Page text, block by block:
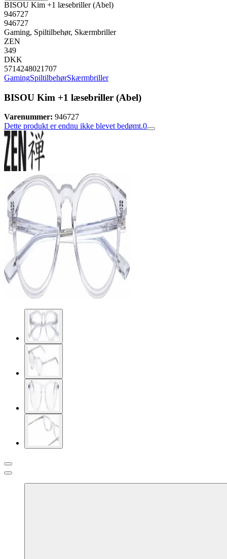
BISOU Kim +1 læsebriller (Abel)
946727
946727
Gaming, Spiltilbehør, Skærmbriller
ZEN
349
DKK
5714248021707
GamingSpiltilbehørSkærmbriller
BISOU Kim +1 læsebriller (Abel)
Varenummer: 946727
Dette produkt er endnu ikke blevet bedømt.0